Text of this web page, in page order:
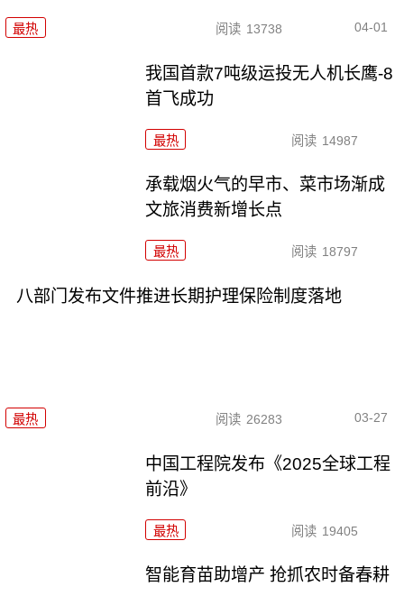
最热 阅读 13738 04-01
我国首款7吨级运投无人机长鹰-8
首飞成功
最热 阅读 14987
承载烟火气的早市、菜市场渐成
文旅消费新增长点
最热 阅读 18797
八部门发布文件推进长期护理保险制度落地
最热 阅读 26283 03-27
中国工程院发布《2025全球工程
前沿》
最热 阅读 19405
智能育苗助增产 抢抓农时备春耕